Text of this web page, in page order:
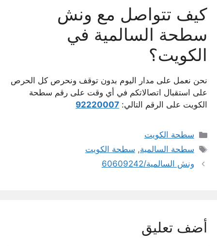
كيف تتواصل مع ونش
سطحة السالمية في
الكويت؟
نحن نعمل على مدار اليوم بدون توقف ونحرص كل الحرص
على استقبال اتصالاتكم في أي وقت على رقم سطحة
الكويت على الرقم التالي: 92220007
التصنيفات
سطحة الكويت
الوسوم
سطحة السالمية, سطحة الكويت
ونش السالمية/60609242
أضف تعليق